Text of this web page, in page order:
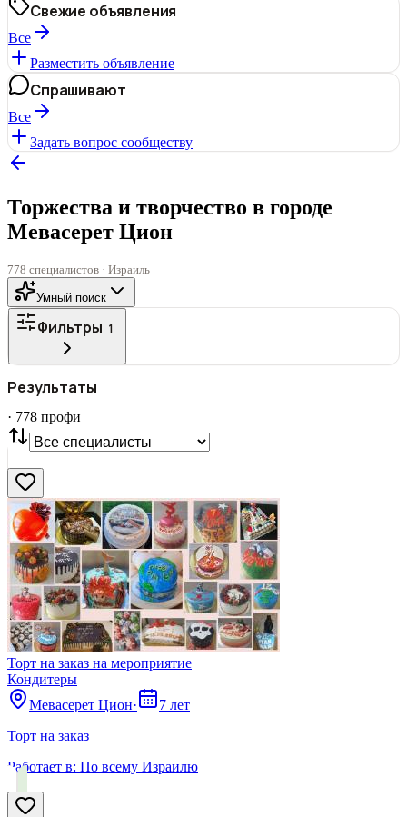
Свежие объявления
Все
Разместить объявление
Спрашивают
Все
Задать вопрос сообществу
Торжества и творчество в городе
Мевасерет Цион
778 специалистов · Израиль
Умный поиск
Фильтры 1
Все
СТАТУС
VIP С фото
Нашли
Сбросить
Результаты
· 778 профи
Торт на заказ на мероприятие
Кондитеры
Мевасерет Цион·
7 лет
Торт на заказ
Работает в: По всему Израилю